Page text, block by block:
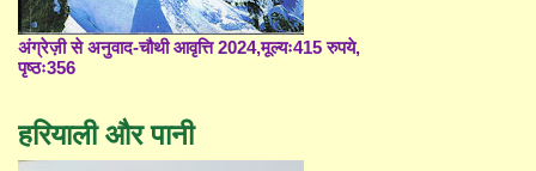
अंग्रेज़ी से अनुवाद-चौथी आवृत्ति 2024,मूल्यः415 रुपये,
पृष्ठः356
हरियाली और पानी